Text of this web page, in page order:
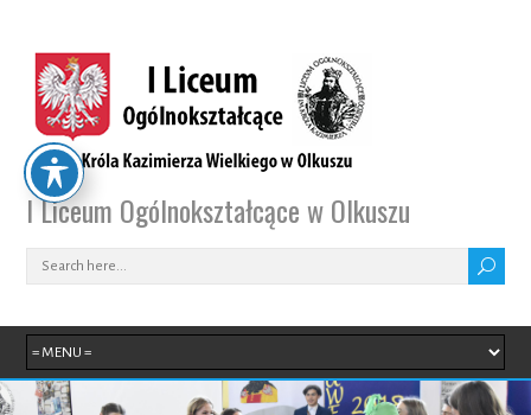
I Liceum Ogólnokształcące w Olkuszu